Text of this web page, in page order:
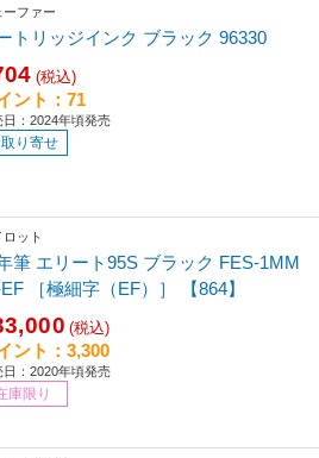
ーファー
トリッジインク ブラック 96330
(税込)
ント：71
日：2024年頃発売
り寄せ
ロット
筆 エリート95S ブラック FES-1MM
［極細字（EF）］ 【864】
(税込)
ント：3,300
日：2020年頃発売
庫限り